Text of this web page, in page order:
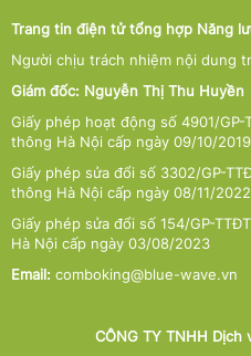
Trang tin điện tử tổng hợp Năng
Người chịu trách nhiệm nội dung
Giám đốc: Nguyễn Thị Thu Huyền
Giấy phép hoạt động số 4901/
thông Hà Nội cấp ngày 09/10/2019
Giấy phép sửa đổi số 3302/GP-
thông Hà Nội cấp ngày 08/11/2022
Giấy phép sửa đổi số 154/GP-
Hà Nội cấp ngày 03/08/2023
Email: comboking@blue-wave.vn
CÔNG TY TNHH Dịch